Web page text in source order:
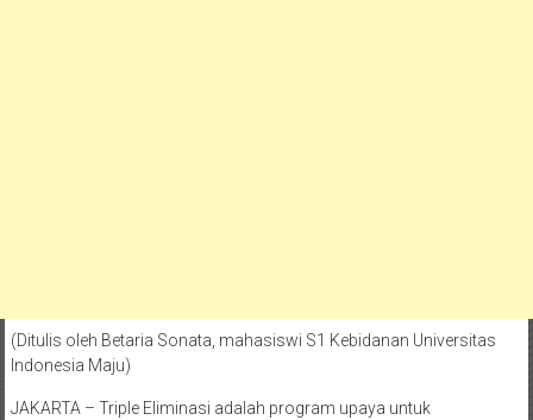
(Ditulis oleh Betaria Sonata, mahasiswi S1 Kebidanan Universitas
Indonesia Maju)
JAKARTA – Triple Eliminasi adalah program upaya untuk